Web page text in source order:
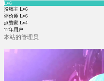
Lv6
投稿主 Lv6
评价师 Lv6
点赞家 Lv4
12年用户
本站的管理员